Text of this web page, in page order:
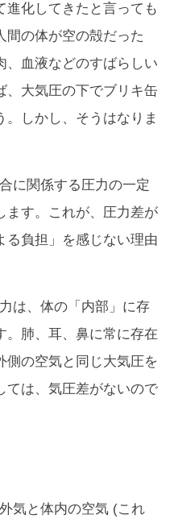
進化してきたと言っても
間の体が空の殻だった
、血液などのすばらしい
、大気圧の下でブリキ缶
しかし、そうはなりま
に関係する圧力の一定
ます。これが、圧力差が
る負担」を感じない理由
は、体の「内部」に存
。肺、耳、鼻に常に存在
側の空気と同じ大気圧を
ては、気圧差がないので
気と体内の空気 (これ